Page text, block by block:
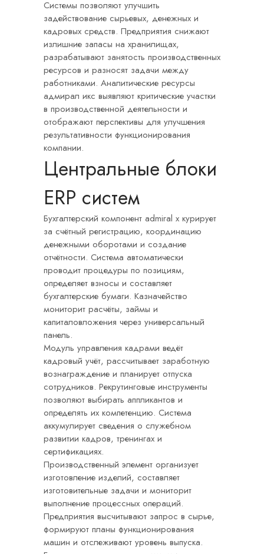
Системы позволяют улучшить
задействование сырьевых, денежных и
кадровых средств. Предприятия снижают
излишние запасы на хранилищах,
разрабатывают занятость производственных
ресурсов и разносят задачи между
работниками. Аналитические ресурсы
адмирал икс выявляют критические участки
в производственной деятельности и
отображают перспективы для улучшения
результативности функционирования
компании.
Центральные блоки
ERP систем
Бухгалтерский компонент admiral x курирует
за счётный регистрацию, координацию
денежными оборотами и создание
отчётности. Система автоматически
проводит процедуры по позициям,
определяет взносы и составляет
бухгалтерские бумаги. Казначейство
мониторит расчёты, займы и
капиталовложения через универсальный
панель.
Модуль управления кадрами ведёт
кадровый учёт, рассчитывает заработную
вознаграждение и планирует отпуска
сотрудников. Рекрутинговые инструменты
позволяют выбирать аппликантов и
определять их компетенцию. Система
аккумулирует сведения о служебном
развитии кадров, тренингах и
сертификациях.
Производственный элемент организует
изготовление изделий, составляет
изготовительные задачи и мониторит
выполнение процессных операций.
Предприятия высчитывают запрос в сырье,
формируют планы функционирования
машин и отслеживают уровень выпуска.